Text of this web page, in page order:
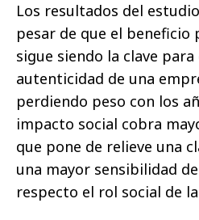
Los resultados del
pesar de que el beneficio
sigue siendo la clave
autenticidad de una
perdiendo peso con los
impacto social cobra
que pone de relieve una
una mayor sensibilidad
respecto el rol social de